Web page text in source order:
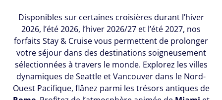
Disponibles sur certaines croisières durant l’hiver
2026, l’été 2026, l’hiver 2026/27 et l’été 2027, nos
forfaits Stay & Cruise vous permettent de prolonger
votre séjour dans des destinations soigneusement
sélectionnées à travers le monde. Explorez les villes
dynamiques de Seattle et Vancouver dans le Nord-
Ouest Pacifique, flânez parmi les trésors antiques de